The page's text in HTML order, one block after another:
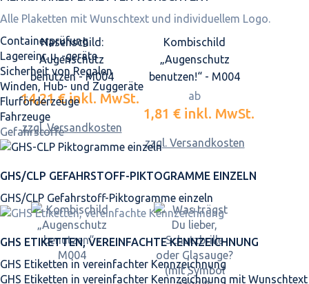
Alle Plaketten mit Wunschtext und individuellem Logo.
Containerprüfung
Lagereinr. u. -geräte
Sicherheit von Regalen
Winden, Hub- und Zuggeräte
Flurförderzeuge
Fahrzeuge
Gefahrstoffe
GHS/CLP GEFAHRSTOFF-PIKTOGRAMME EINZELN
GHS/CLP Gefahrstoff-Piktogramme einzeln
GHS ETIKETTEN, VEREINFACHTE KENNZEICHNUNG
GHS Etiketten in vereinfachter Kennzeichnung
GHS Etiketten in vereinfachter Kennzeichnung mit Wunschtext
Nasenschild:
Augenschutz
benutzen - M004
14,21 €inkl. MwSt.
zzgl. Versandkosten
Kombischild
„Augenschutz
benutzen!“ - M004
ab
1,81 € inkl. MwSt.
zzgl. Versandkosten